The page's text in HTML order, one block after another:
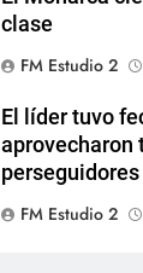
clase
FM Estudio 2
El líder tuvo
aprovecharon
perseguidores
FM Estudio 2